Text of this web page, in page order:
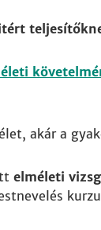
akár a
elméleti